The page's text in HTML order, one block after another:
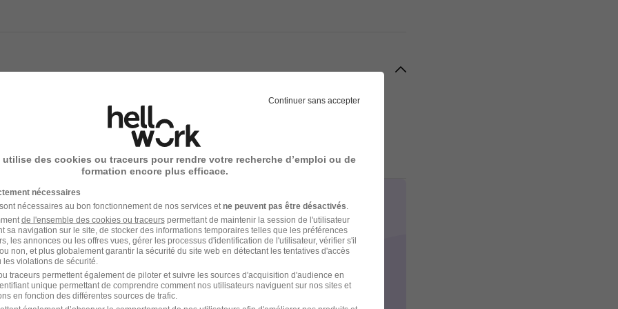
management bienveillant
et évolution interne
selon les postes
recrutement
peuvent varier selon l'offre à laquelle vous postulez.
– Un premier échange pour mieux vous connaître
– Rencontre avec votre futur manager
Continuer sans accepter
utilise des cookies ou traceurs pour rendre votre recherche d’emploi ou de
formation encore plus efficace.
nécessaires
nécessaires au bon fonctionnement de nos services et ne peuvent pas être désactivés
de l'ensemble des cookies ou traceurspermettant de maintenir la session de l'utilisateur
sa navigation sur le site, de stocker des informations temporaires telles que les préférences
les annonces ou les offres vues, gérer les processus d'identification de l'utilisateur, vérifier s'il
non, et plus globalement garantir la sécurité du site web en détectant les tentatives d'accès
violations de sécurité.
traceurs permettent également de piloter et suivre les sources d'acquisition d'audience en
unique permettant de comprendre comment nos utilisateurs naviguent sur nos sites et
en fonction des différentes sources de trafic.